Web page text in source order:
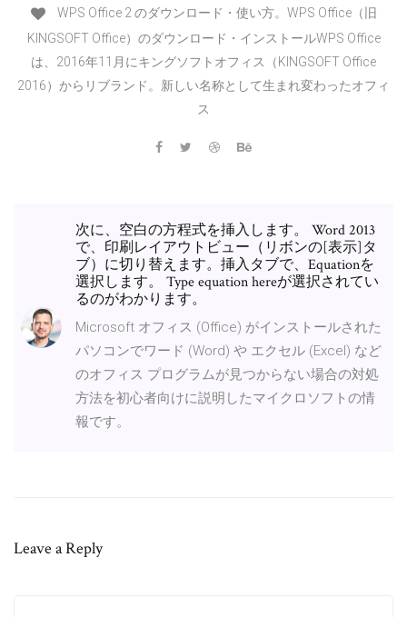
WPS Office 2 のダウンロード・使い方。WPS Office（旧
KINGSOFT Office）のダウンロード・インストールWPS Office
は、2016年11月にキングソフトオフィス（KINGSOFT Office
2016）からリブランド。新しい名称として生まれ変わったオフィ
ス
次に、空白の方程式を挿入します。 Word 2013
で、印刷レイアウトビュー（リボンの[表示]タ
ブ）に切り替えます。挿入タブで、Equationを
選択します。 Type equation hereが選択されてい
るのがわかります。
Microsoft オフィス (Office) がインストールされた
パソコンでワード (Word) や エクセル (Excel) など
のオフィス プログラムが見つからない場合の対処
方法を初心者向けに説明したマイクロソフトの情
報です。
Leave a Reply